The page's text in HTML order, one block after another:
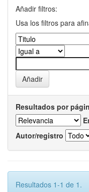
Añadir filtros:
Usa los filtros para
Resultados por
Autor/registro
Resultados 1-1 de 1.